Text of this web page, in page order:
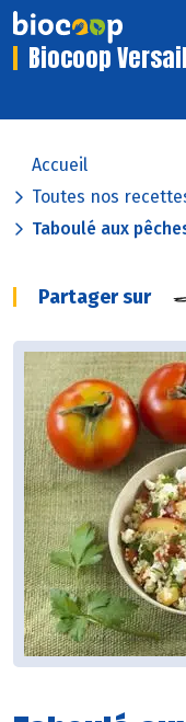
Biocoop
Accueil
Toutes nos
Taboulé aux
Partager sur